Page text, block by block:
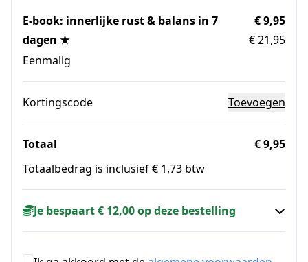
E-book: innerlijke rust & balans in 7
dagen ★
Eenmalig
€ 9,95
€ 21,95
Kortingscode Toevoegen
Totaal
€ 9,95
Totaalbedrag is inclusief € 1,73 btw
Je bespaart € 12,00 op deze bestelling